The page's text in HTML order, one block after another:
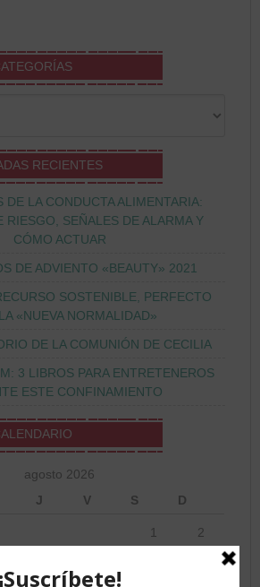
RECIENTES
DE LA CONDUCTA ALIMENTARIA:
RIESGO, SEÑALES DE ALARMA Y
CÓMO ACTUAR
DE ADVIENTO «BEAUTY» 2021
SOSTENIBLE, PERFECTO
«NUEVA NORMALIDAD»
DE LA COMUNIÓN DE CECILIA
3 LIBROS PARA ENTRETENEROS
ESTE CONFINAMIENTO
agosto 2026
J V S D
1 2
5